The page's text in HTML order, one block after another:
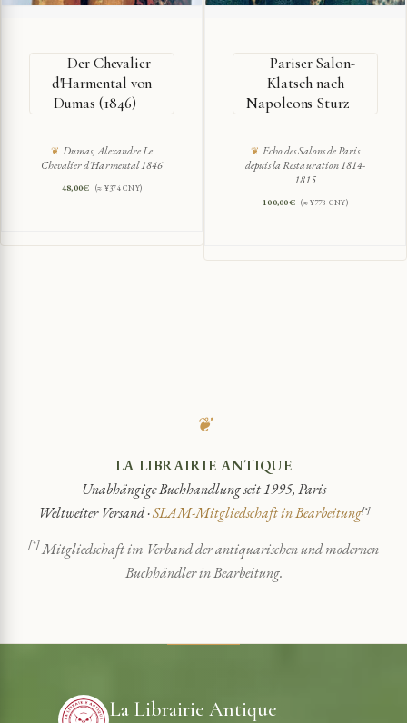
Der Chevalier
d'Harmental von
Dumas (1846)
Dumas, Alexandre Le
Chevalier d'Harmental 1846
48,00€ (≈ ¥374 CNY)
Pariser Salon-
Klatsch nach
Napoleons Sturz
Echo des Salons de Paris
depuis la Restauration 1814-
1815
100,00€ (≈ ¥778 CNY)
❦
LA LIBRAIRIE ANTIQUE
Unabhängige Buchhandlung seit 1995, Paris
Weltweiter Versand ·SLAM-Mitgliedschaft in Bearbeitung[*]
[*]Mitgliedschaft im Verband der antiquarischen und modernen
Buchhändler in Bearbeitung.
La Librairie Antique